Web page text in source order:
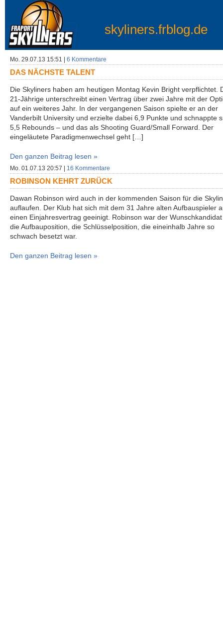
skyliners.frblog.de
Mo. 29.07.13 15:51 | 6 Kommentare
DAS NÄCHSTE TALENT
Die Skyliners haben am heutigen Montag Kevin Bright verpflichtet.
21-Jährige unterschreibt einen Vertrag über zwei Jahre mit der
auf ein weiteres Jahr. In der vergangenen Saison spielte er an der
Vanderbilt University und erzielte dabei 6,9 Punkte und schnappte
5,5 Rebounds – und das als Shooting Guard/Small Forward. Der
eingeläutete Paradigmenwechsel geht […]
Den ganzen Beitrag lesen »
Mo. 01.07.13 20:57 | 16 Kommentare
ROBINSON KEHRT ZURÜCK
Dawan Robinson wird auch in der kommenden Saison für die
auflaufen. Der Klub hat sich mit dem 31 Jahre alten Aufbauspieler
einen Einjahresvertrag geeinigt. Robinson war der
die Aufbauposition, die Schlüsselposition, die eineinhalb Jahre so
schwach besetzt war.
Den ganzen Beitrag lesen »